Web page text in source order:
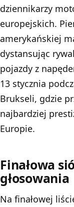
dziennikarzy
europejskich.
amerykańskiej
dystansując
pojazdy z
13 stycznia
Brukseli, gdzie
najbardziej
Europie.
Finałowa
głosowania
Na finałowej